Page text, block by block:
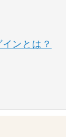
ンとは？